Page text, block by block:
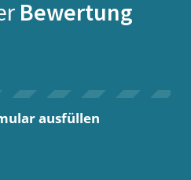
Bewertung
ausfüllen